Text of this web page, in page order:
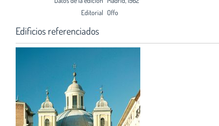
Editorial Offo
Edificios referenciados